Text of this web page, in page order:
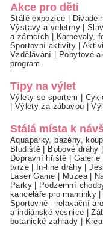
Akce pro děti
Stálé expozice
Výstavy a veletrhy|
a zámcích
Karnevaly,
Sportovní aktivity|
Vzdělávání
Pobytové
program
Tipy na výlet
Výlety se sportem
Výlety za zábavou |
Stálá místa k
Aquaparky, bazény,
Bludiště
Bobové dráhy
Dopravní hřiště
Galerie
tvrze| In-line dráhy |
Laser Game
Muzea|
Parky| Podzemní
kanceláře pro maminky
Sportovně - relaxační
a indiánské vesnice |
botanické zahrady